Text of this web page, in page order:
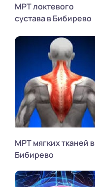
МРТ локтевого
сустава в Бибирево
МРТ мягких тканей в
Бибирево